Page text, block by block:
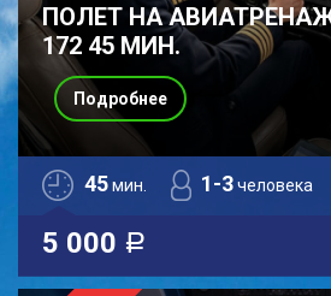
ПОЛЕТ НА
172 45 МИН.
45мин. 1-3человека
5 000 a
Подробнее